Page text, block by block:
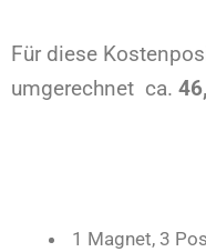
Für diese
umgerechnet ca.
1 Magnet, 3